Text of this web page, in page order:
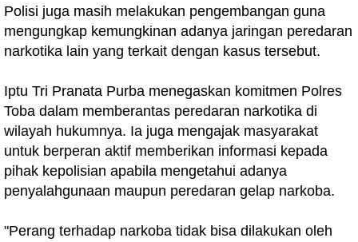
Polisi juga masih melakukan pengembangan guna
mengungkap kemungkinan adanya jaringan peredaran
narkotika lain yang terkait dengan kasus tersebut.
Iptu Tri Pranata Purba menegaskan komitmen Polres
Toba dalam memberantas peredaran narkotika di
wilayah hukumnya. Ia juga mengajak masyarakat
untuk berperan aktif memberikan informasi kepada
pihak kepolisian apabila mengetahui adanya
penyalahgunaan maupun peredaran gelap narkoba.
"Perang terhadap narkoba tidak bisa dilakukan oleh